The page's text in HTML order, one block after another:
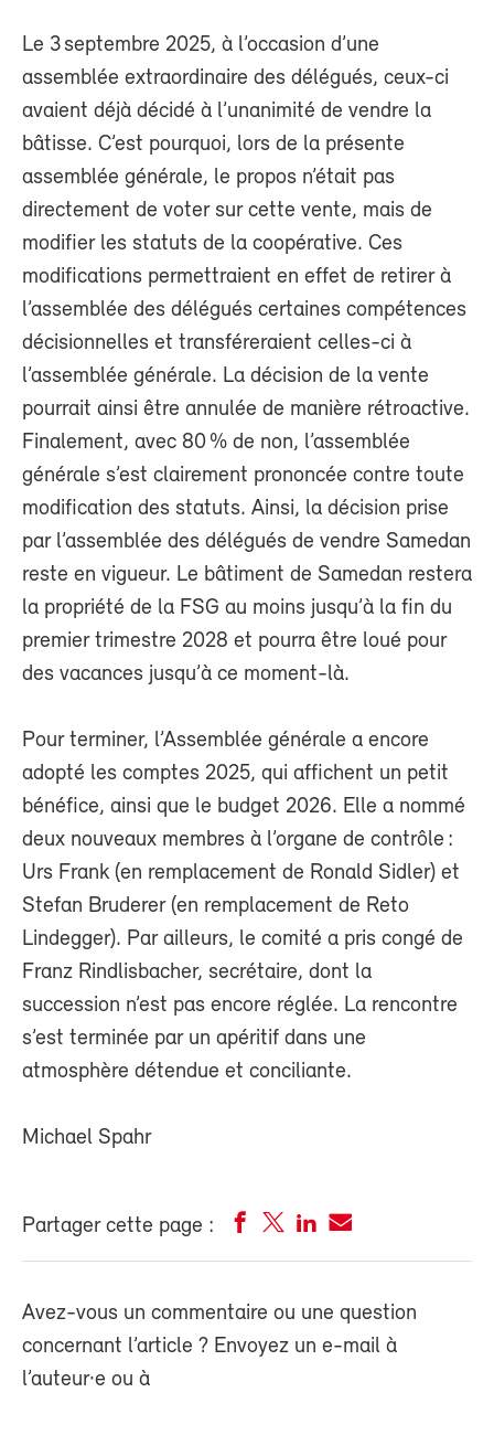
Le 3 septembre 2025, à l’occasion d’une
assemblée extraordinaire des délégués, ceux-ci
avaient déjà décidé à l’unanimité de vendre la
bâtisse. C’est pourquoi, lors de la présente
assemblée générale, le propos n’était pas
directement de voter sur cette vente, mais de
modifier les statuts de la coopérative. Ces
modifications permettraient en effet de retirer à
l’assemblée des délégués certaines compétences
décisionnelles et transféreraient celles-ci à
l’assemblée générale. La décision de la vente
pourrait ainsi être annulée de manière rétroactive.
Finalement, avec 80 % de non, l’assemblée
générale s’est clairement prononcée contre toute
modification des statuts. Ainsi, la décision prise
par l’assemblée des délégués de vendre Samedan
reste en vigueur. Le bâtiment de Samedan restera
la propriété de la FSG au moins jusqu’à la fin du
premier trimestre 2028 et pourra être loué pour
des vacances jusqu’à ce moment-là.
Pour terminer, l’Assemblée générale a encore
adopté les comptes 2025, qui affichent un petit
bénéfice, ainsi que le budget 2026. Elle a nommé
deux nouveaux membres à l’organe de contrôle :
Urs Frank (en remplacement de Ronald Sidler) et
Stefan Bruderer (en remplacement de Reto
Lindegger). Par ailleurs, le comité a pris congé de
Franz Rindlisbacher, secrétaire, dont la
succession n’est pas encore réglée. La rencontre
s’est terminée par un apéritif dans une
atmosphère détendue et conciliante.
Michael Spahr
Partager cette page :
Avez-vous un commentaire ou une question
concernant l’article ? Envoyez un e-mail à
l’auteur·e ou à